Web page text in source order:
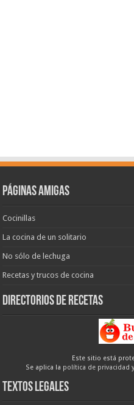
Páginas amigas
Cocinillas
La cocina de un solitario
No sólo de lechuga
Recetas y trucos de cocina
Directorios de recetas
Este sitio está
Se aplica la política de privacidad
Textos legales